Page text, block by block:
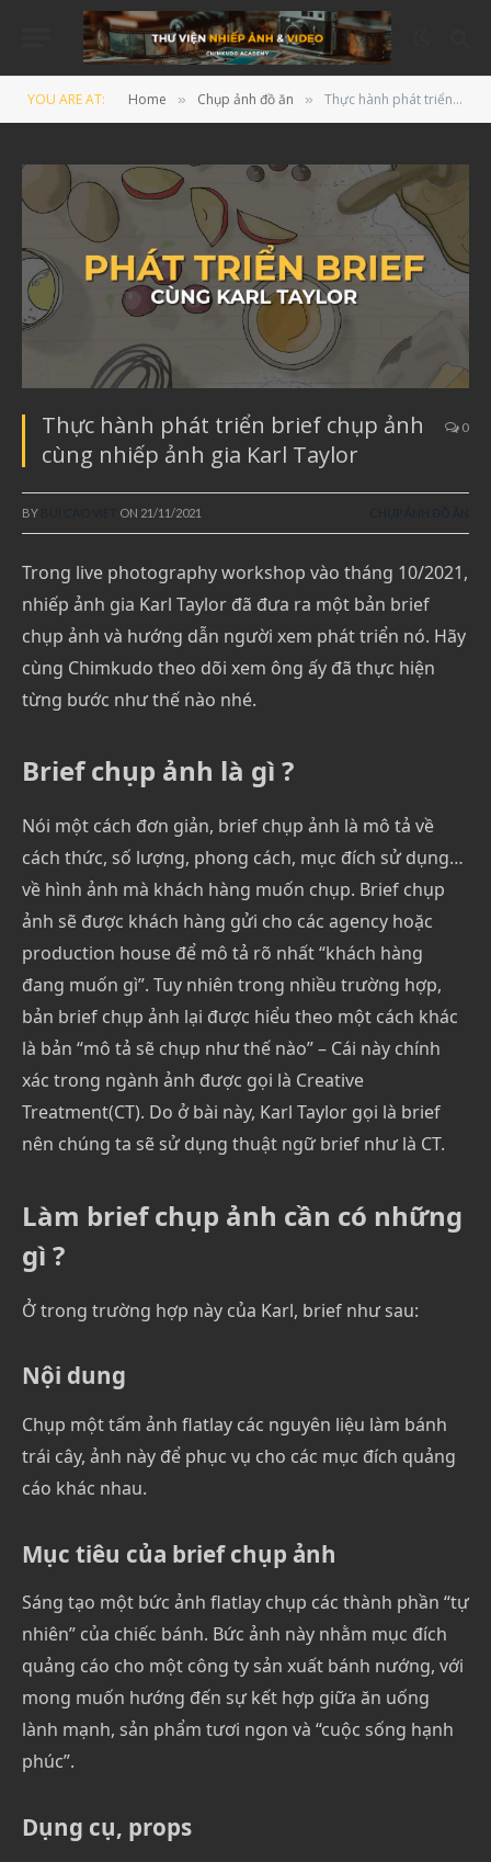
YOU ARE AT: Home » Chụp ảnh đồ ăn » Thực hành phát triển brief chụp ảnh cùng nhiếp ảnh gia Karl Taylor
Thực hành phát triển brief chụp ảnh
cùng nhiếp ảnh gia Karl Taylor
0
BY ON 21/11/2021
Trong live photography workshop vào tháng 10/2021,
nhiếp ảnh gia Karl Taylor đã đưa ra một bản brief
chụp ảnh và hướng dẫn người xem phát triển nó. Hãy
cùng Chimkudo theo dõi xem ông ấy đã thực hiện
từng bước như thế nào nhé.
Brief chụp ảnh là gì ?
Nói một cách đơn giản, brief chụp ảnh là mô tả về
cách thức, số lượng, phong cách, mục đích sử dụng…
về hình ảnh mà khách hàng muốn chụp. Brief chụp
ảnh sẽ được khách hàng gửi cho các agency hoặc
production house để mô tả rõ nhất “khách hàng
đang muốn gì”. Tuy nhiên trong nhiều trường hợp,
bản brief chụp ảnh lại được hiểu theo một cách khác
là bản “mô tả sẽ chụp như thế nào” – Cái này chính
xác trong ngành ảnh được gọi là Creative
Treatment(CT). Do ở bài này, Karl Taylor gọi là brief
nên chúng ta sẽ sử dụng thuật ngữ brief như là CT.
Làm brief chụp ảnh cần có những
gì ?
Ở trong trường hợp này của Karl, brief như sau:
Nội dung
Chụp một tấm ảnh flatlay các nguyên liệu làm bánh
trái cây, ảnh này để phục vụ cho các mục đích quảng
cáo khác nhau.
Mục tiêu của brief chụp ảnh
Sáng tạo một bức ảnh flatlay chụp các thành phần “tự
nhiên” của chiếc bánh. Bức ảnh này nhằm mục đích
quảng cáo cho một công ty sản xuất bánh nướng, với
mong muốn hướng đến sự kết hợp giữa ăn uống
lành mạnh, sản phẩm tươi ngon và “cuộc sống hạnh
phúc”.
Dụng cụ, props